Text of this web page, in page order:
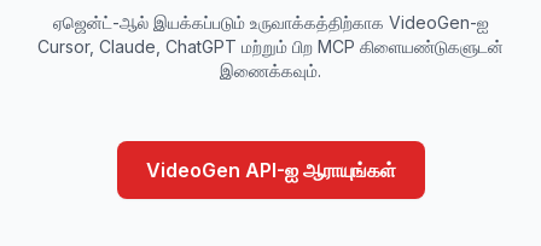
ஏஜென்ட்-ஆல் இயக்கப்படும் உருவாக்கத்திற்காக VideoGen-ஐ
Cursor, Claude, ChatGPT மற்றும் பிற MCP கிளையண்டுகளுடன்
இணைக்கவும்.
VideoGen API-ஐ ஆராயுங்கள்